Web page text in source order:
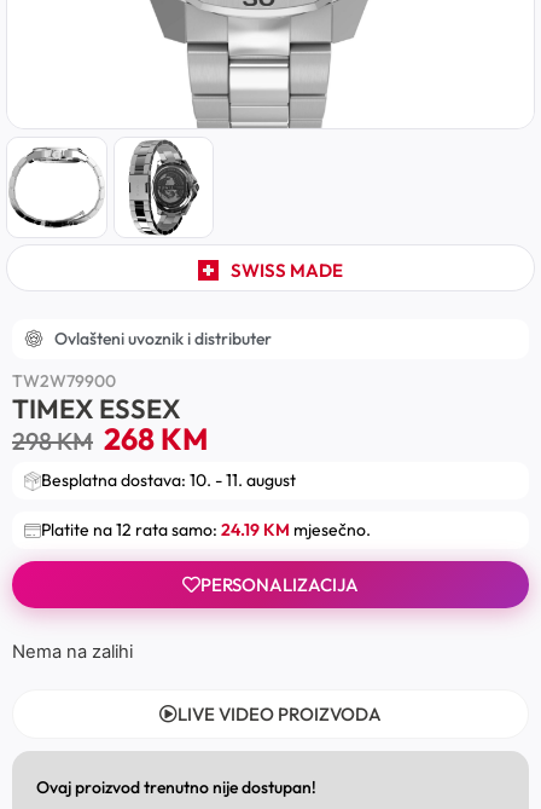
SWISS MADE
Ovlašteni uvoznik i distributer
TW2W79900
TIMEX ESSEX
298KM 268KM
Besplatna dostava: 10. - 11. august
Platite na 12 rata samo: 24.19 KM mjesečno.
PERSONALIZACIJA
Nema na zalihi
LIVE VIDEO PROIZVODA
Ovaj proizvod trenutno nije dostupan!